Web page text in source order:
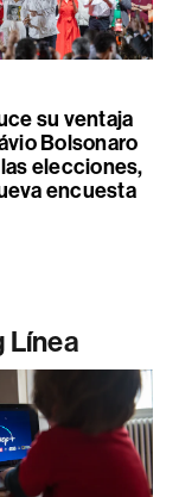
su ventaja
Bolsonaro
elecciones,
encuesta
Línea